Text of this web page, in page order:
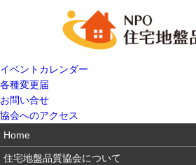
イベントカレンダー
各種変更届
お問い合せ
協会へのアクセス
Home
住宅地盤品質協会について